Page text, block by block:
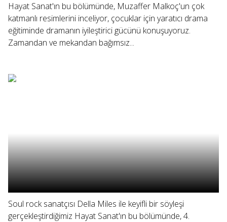
Hayat Sanat'ın bu bölümünde, Muzaffer Malkoç'un çok
katmanlı resimlerini inceliyor, çocuklar için yaratıcı drama
eğitiminde dramanın iyileştirici gücünü konuşuyoruz.
Zamandan ve mekandan bağımsız...
Soul rock sanatçısı Della Miles ile keyifli bir söyleşi
gerçekleştirdiğimiz Hayat Sanat'ın bu bölümünde, 4.